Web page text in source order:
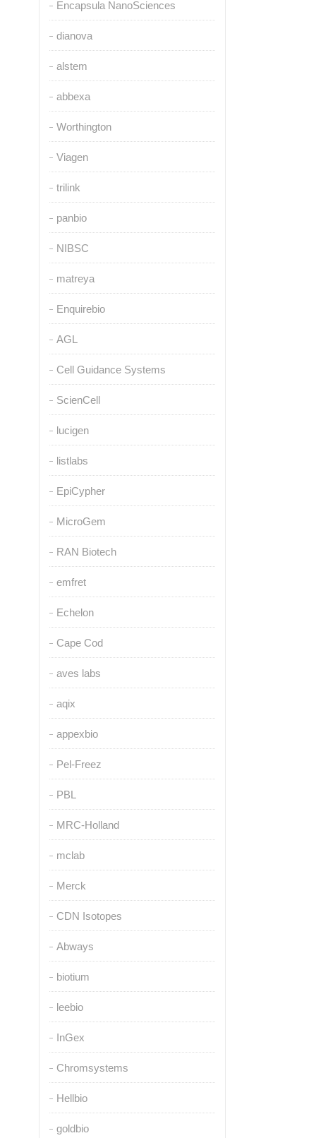
Encapsula NanoSciences
dianova
alstem
abbexa
Worthington
Viagen
trilink
panbio
NIBSC
matreya
Enquirebio
AGL
Cell Guidance Systems
ScienCell
lucigen
listlabs
EpiCypher
MicroGem
RAN Biotech
emfret
Echelon
Cape Cod
aves labs
aqix
appexbio
Pel-Freez
PBL
MRC-Holland
mclab
Merck
CDN Isotopes
Abways
biotium
leebio
InGex
Chromsystems
Hellbio
goldbio